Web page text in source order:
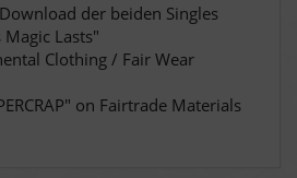
der beiden Singles
Lasts"
Clothing / Fair Wear
on Fairtrade Materials